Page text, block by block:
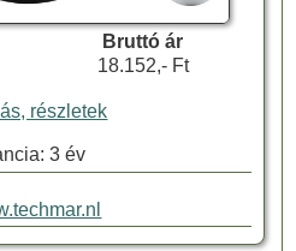
Bruttó ár
18.152,- Ft
részletek
3 év